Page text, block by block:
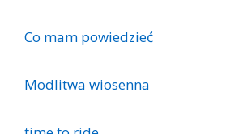
Co mam powiedzieć
Modlitwa wiosenna